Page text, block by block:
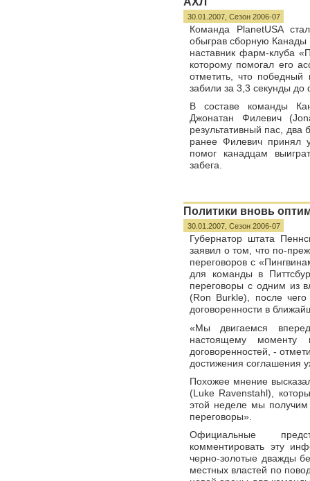
30.01.2007, Сезон 2006-07
Команда PlanetUSA
обыграв сборную
наставник фарм-клуба
которому помогал его
отметить, что победный
забили за 3,3 секунды
В составе команды
Джонатан Филевич
результативный пас, два
ранее Филевич принял
помог канадцам
забега.
Политики вновь
30.01.2007, Сезон 2006-07
Губернатор штата
заявил о том, что по-
переговоров с
для команды в
переговоры с одним из
(Ron Burkle), после чего
договоренности в
«Мы двигаемся
настоящему
договоренностей, -
достижения соглашения
Похожее мнение
(Luke Ravenstahl),
этой неделе мы
переговоры».
Официальные
комментировать эту
черно-золотые дважды
местных властей по